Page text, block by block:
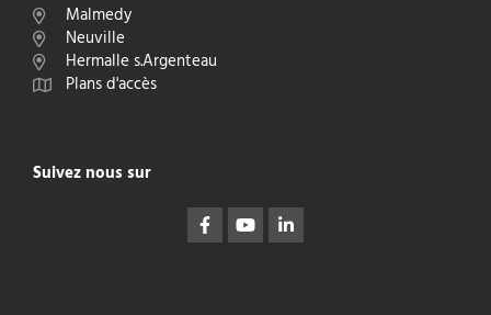
Malmedy
Neuville
Hermalle s.Argenteau
Plans d'accès
Suivez nous sur